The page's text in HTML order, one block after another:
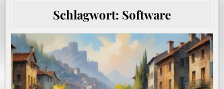
Schlagwort: Software